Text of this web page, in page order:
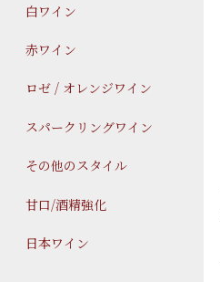
白ワイン
赤ワイン
ロゼ / オレンジワイン
スパークリングワイン
その他のスタイル
甘口/酒精強化
日本ワイン